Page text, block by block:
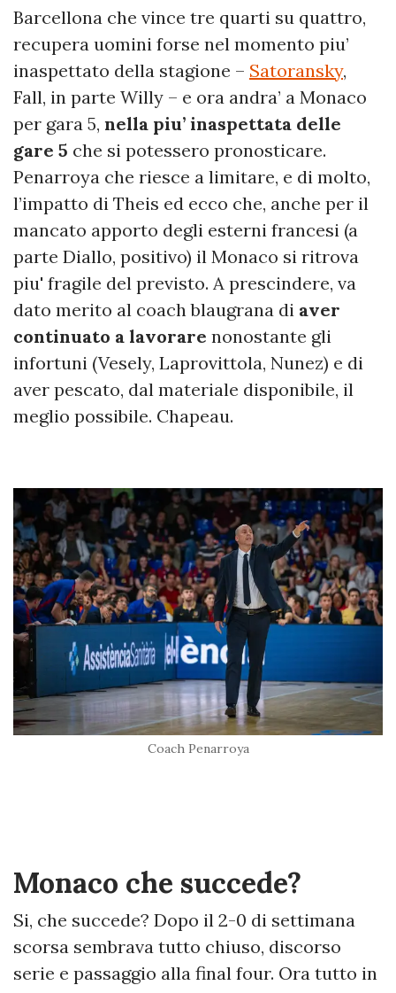
Barcellona che vince tre quarti su quattro,
recupera uomini forse nel momento piu’
inaspettato della stagione – Satoransky,
Fall, in parte Willy – e ora andra’ a Monaco
per gara 5, nella piu’ inaspettata delle
gare 5 che si potessero pronosticare.
Penarroya che riesce a limitare, e di molto,
l’impatto di Theis ed ecco che, anche per il
mancato apporto degli esterni francesi (a
parte Diallo, positivo) il Monaco si ritrova
piu' fragile del previsto. A prescindere, va
dato merito al coach blaugrana di aver
continuato a lavorare nonostante gli
infortuni (Vesely, Laprovittola, Nunez) e di
aver pescato, dal materiale disponibile, il
meglio possibile. Chapeau.
Coach Penarroya
Monaco che succede?
Si, che succede? Dopo il 2-0 di settimana
scorsa sembrava tutto chiuso, discorso
serie e passaggio alla final four. Ora tutto in